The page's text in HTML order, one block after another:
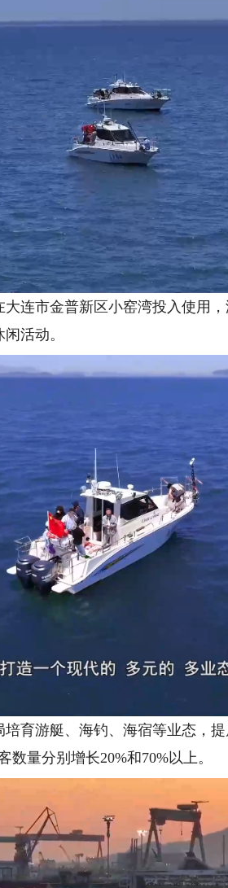
市金普新区小窑湾投入使用，
活动。
游艇、海钓、海宿等业态，提
量分别增长20%和70%以上。